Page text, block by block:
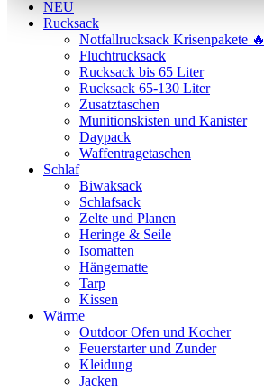
NEU
Rucksack
Notfallrucksack Krisenpakete 🔥
Fluchtrucksack
Rucksack bis 65 Liter
Rucksack 65-130 Liter
Zusatztaschen
Munitionskisten und Kanister
Daypack
Waffentragetaschen
Schlaf
Biwaksack
Schlafsack
Zelte und Planen
Heringe & Seile
Isomatten
Hängematte
Tarp
Kissen
Wärme
Outdoor Ofen und Kocher
Feuerstarter und Zunder
Kleidung
Jacken